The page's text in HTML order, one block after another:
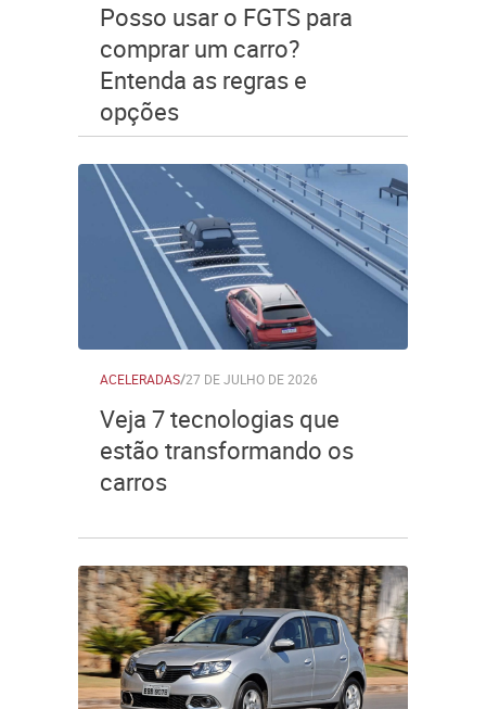
Posso usar o FGTS para
comprar um carro?
Entenda as regras e
opções
ACELERADAS/27 DE JULHO DE 2026
Veja 7 tecnologias que
estão transformando os
carros